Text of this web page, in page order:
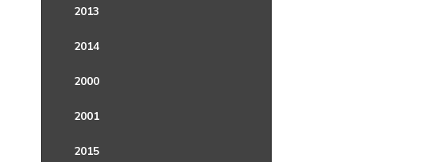
2013
2014
2000
2001
2015